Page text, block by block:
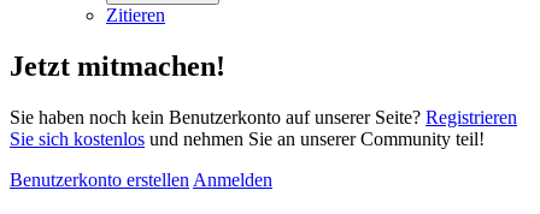
Zitieren
Jetzt mitmachen!
Sie haben noch kein Benutzerkonto auf unserer Seite? Registrieren
Sie sich kostenlos und nehmen Sie an unserer Community teil!
Benutzerkonto erstellen Anmelden